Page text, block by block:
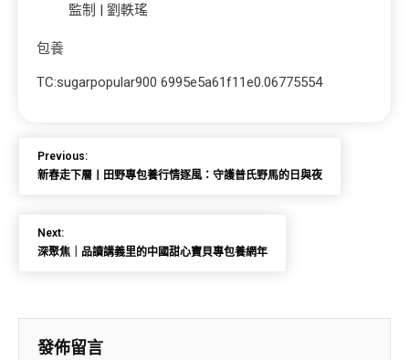
監制 | 劉軼瑤
包養
TC:sugarpopular900 6995e5a61f11e0.06775554
Previous:
新春走下層丨田野專包養行情逐風：守護普氏野馬的日與夜
Next:
深聚焦｜品讀講義里的中國甜心寶貝專包養網年
發佈留言